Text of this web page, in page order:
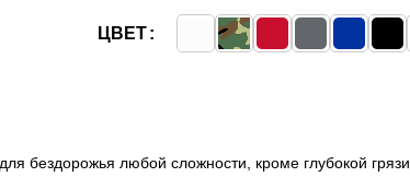
ЦВЕТ
бездорожья любой сложности, кроме глубокой грязи.